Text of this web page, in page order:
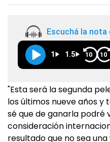
Escuchá la nota
1 1.5 10 10
"Esta será la segunda
los últimos nueve años y
sé que de ganarla podré
consideración
resultado que no sea